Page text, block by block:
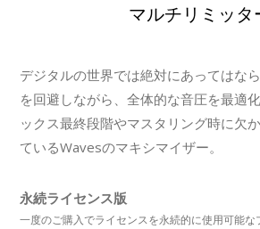
マルチリミッタ
デジタルの世界では絶対にあってはな
を回避しながら、全体的な音圧を最適
ックス最終段階やマスタリング時に欠
ているWavesのマキシマイザー。
永続ライセンス版
一度のご購入でライセンスを永続的に使用可能な